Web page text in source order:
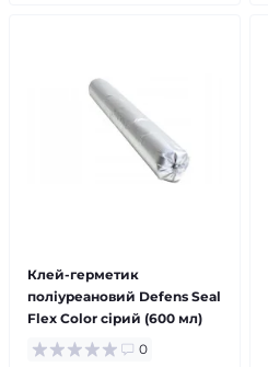
Клей-герметик
поліуреановий Defens Seal
Flex Color сірий (600 мл)
0